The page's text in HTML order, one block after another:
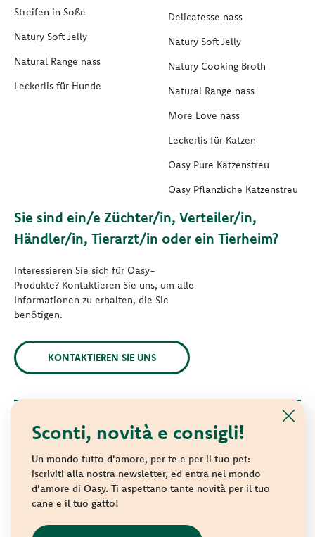
Sconti, novità e consigli!
Un mondo tutto d'amore, per te e per il tuo pet:
iscriviti alla nostra newsletter, ed entra nel mondo
d'amore di Oasy. Ti aspettano tante novità per il tuo
cane e il tuo gatto!
Streifen in Soße
Natury Soft Jelly
Natural Range nass
Leckerlis für Hunde
Delicatesse nass
Natury Soft Jelly
Natury Cooking Broth
Natural Range nass
More Love nass
Leckerlis für Katzen
Oasy Pure Katzenstreu
Oasy Pflanzliche Katzenstreu
Sie sind ein/e Züchter/in, Verteiler/in,
Händler/in, Tierarzt/in oder ein Tierheim?
Interessieren Sie sich für Oasy-
Produkte? Kontaktieren Sie uns, um alle
Informationen zu erhalten, die Sie
benötigen.
KONTAKTIEREN SIE UNS
© 2021 Oasy. Alle Rechte vorbehalten.
Wonderfood S.p.A. Strada dei Censiti, 2 - 47891 Repubblica di
San Marino - C.o.E. SM 04018
Privacy policy-Cookie policy-Sitemap
websolute